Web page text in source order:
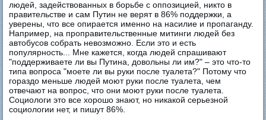
людей, задействованных в борьбе с оппозицией, никто в
правительстве и сам Путин не верят в 86% поддержки, а
уверены, что все опирается именно на насилие и пропаганду.
Например, на проправительственные митинги людей без
автобусов собрать невозможно. Если это и есть
популярность... Мне кажется, когда людей спрашивают
"поддерживаете ли вы Путина, довольны ли им?" – это что-то
типа вопроса "моете ли вы руки после туалета?" Потому что
гораздо меньше людей моют руки после туалета, чем
отвечают на вопрос, что они моют руки после туалета.
Социологи это все хорошо знают, но никакой серьезной
социологии нет, и пишут 86%.